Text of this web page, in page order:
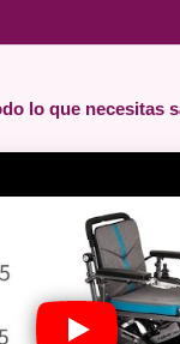
lo que necesitas